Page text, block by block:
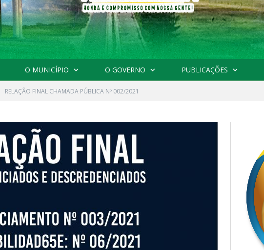
O MUNICÍPIO O GOVERNO PUBLICAÇÕES
RELAÇÃO FINAL CHAMADA PÚBLICA Nº 002/2021